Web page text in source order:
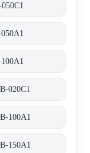
020C1
100A1
150A1